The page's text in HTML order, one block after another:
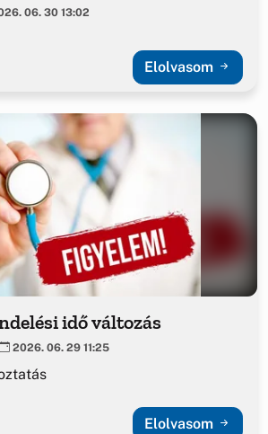
06. 30 13:02
Elolvasom
idő változás
2026. 06. 29 11:25
Elolvasom